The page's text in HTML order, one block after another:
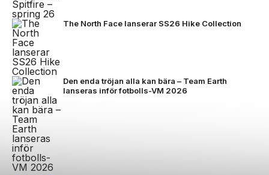
The North Face lanserar SS26 Hike Collection
Den enda tröjan alla kan bära – Team Earth
lanseras inför fotbolls-VM 2026